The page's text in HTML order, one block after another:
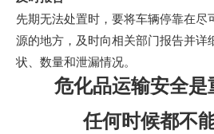
先期无法处置时，要将车辆停靠在尽
源的地方，及时向相关部门报告并详
状、数量和泄漏情况。
危化品运输安全是
任何时候都不